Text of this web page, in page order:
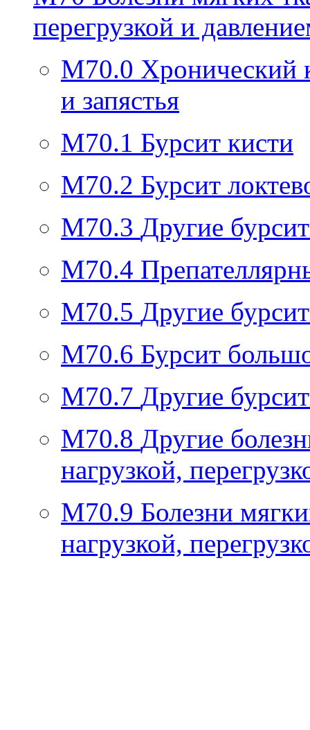
перегрузкой и
M70.0 Хронический
и запястья
M70.1 Бурсит кисти
M70.2 Бурсит
M70.3 Другие
M70.4
M70.5 Другие
M70.6 Бурсит
M70.7 Другие
M70.8 Другие
нагрузкой,
M70.9 Болезни
нагрузкой,